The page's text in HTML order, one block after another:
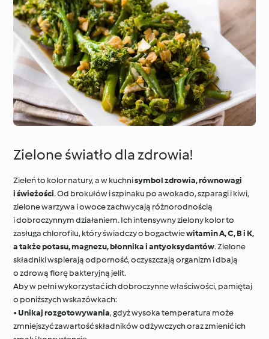
Zielone światło dla zdrowia!
Zieleń to kolor natury, a w kuchnisymbol zdrowia, równowagi
i świeżości. Od brokułów i szpinaku po awokado, szparagi i kiwi,
zielone warzywa i owoce zachwycają różnorodnością
i dobroczynnym działaniem. Ich intensywny zielony kolor to
zasługa chlorofilu, który świadczy o bogactwiewitamin A, C, B i K,
a także potasu, magnezu, błonnika i antyoksydantów. Zielone
składniki wspierają odporność, oczyszczają organizm i dbają
o zdrową florę bakteryjną jelit.
Aby w pełni wykorzystać ich dobroczynne właściwości, pamiętaj
o poniższych wskazówkach:
• Unikaj rozgotowywania, gdyż wysoka temperatura może
zmniejszyć zawartość składników odżywczych oraz zmienić ich